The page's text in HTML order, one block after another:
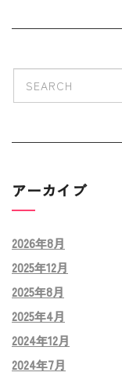
アーカイブ
2026年8月
2025年12月
2025年8月
2025年4月
2024年12月
2024年7月